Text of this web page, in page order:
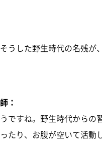
うした野生時代の名残が
：
うですね。野生時代から
たり、お腹が空いて活動